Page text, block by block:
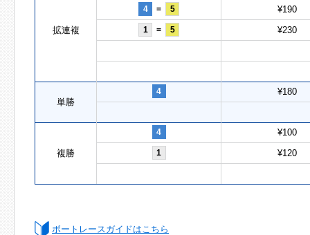
拡連複
4 = 5 ¥190
1 = 5 ¥230
単勝
4 ¥180
複勝
4 ¥100
1 ¥120
ボートレースガイドはこちら